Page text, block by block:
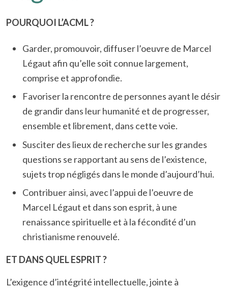
POURQUOI L’ACML ?
Garder, promouvoir, diffuser l’oeuvre de Marcel
Légaut afin qu’elle soit connue largement,
comprise et approfondie.
Favoriser la rencontre de personnes ayant le désir
de grandir dans leur humanité et de progresser,
ensemble et librement, dans cette voie.
Susciter des lieux de recherche sur les grandes
questions se rapportant au sens de l’existence,
sujets trop négligés dans le monde d’aujourd’hui.
Contribuer ainsi, avec l’appui de l’oeuvre de
Marcel Légaut et dans son esprit, à une
renaissance spirituelle et à la fécondité d’un
christianisme renouvelé.
ET DANS QUEL ESPRIT ?
L’exigence d’intégrité intellectuelle, jointe à